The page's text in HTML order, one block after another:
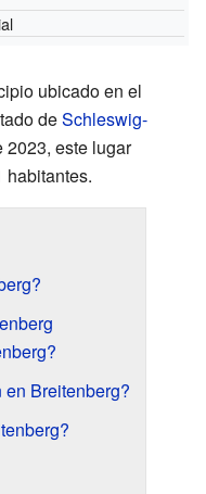
ubicado en el
deSchleswig-
2023, este lugar
habitantes.
Breitenberg?